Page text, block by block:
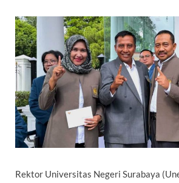
Rektor Universitas Negeri Surabaya